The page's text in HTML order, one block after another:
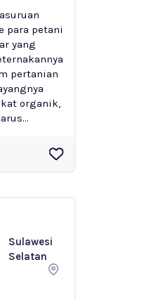
para petani
yang
pertanian
organik,
Sulawesi
Selatan